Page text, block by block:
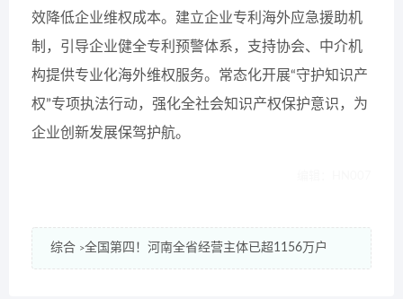
效降低企业维权成本。建立企业专利海外应急援助机
制，引导企业健全专利预警体系，支持协会、中介机
构提供专业化海外维权服务。常态化开展“守护知识产
权”专项执法行动，强化全社会知识产权保护意识，为
企业创新发展保驾护航。
综合 >全国第四！河南全省经营主体已超1156万户